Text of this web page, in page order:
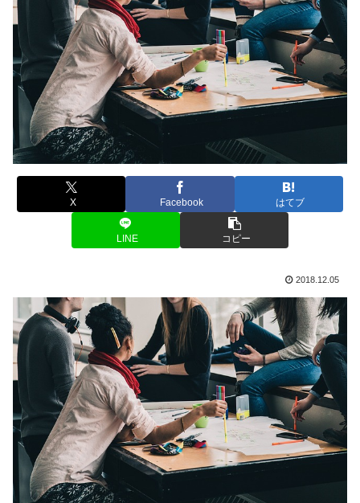
X Facebook はてブ
LINE コピー
2018.12.05